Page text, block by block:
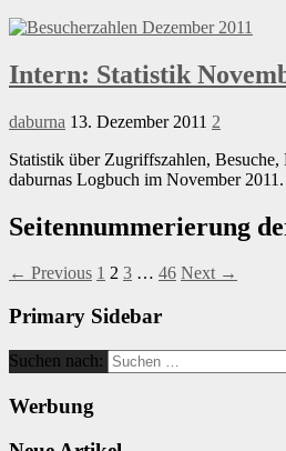
Intern: Statistik
daburna 13. Dezember 2011 2
Statistik über Zugriffszahlen,
daburnas Logbuch im November 2011.
Seitennummerierung
← Previous 1 2 3 … 46 Next →
Primary Sidebar
Suchen nach:
Werbung